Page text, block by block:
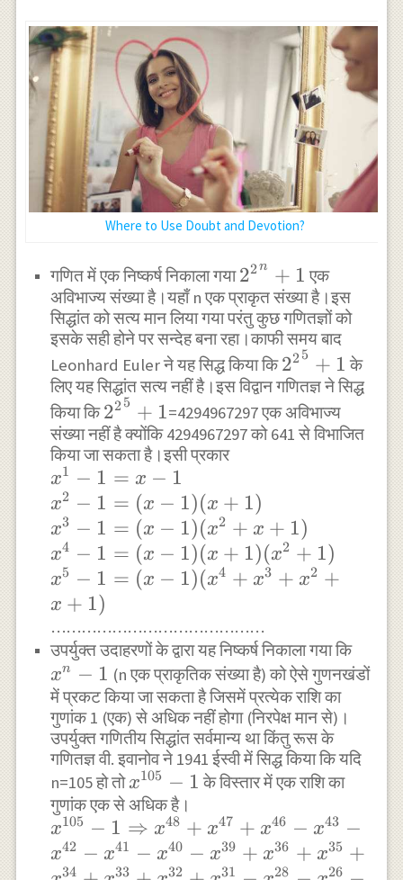
Where to Use Doubt and Devotion?
गणित में एक निष्कर्ष निकाला गया{2^{2}}^{n}+1
22n + 1 एक
अविभाज्य संख्या है।यहाँ n एक प्राकृत संख्या है।इस
सिद्धांत को सत्य मान लिया गया परंतु कुछ गणितज्ञों को
इसके सही होने पर सन्देह बना रहा।काफी समय बाद
Leonhard Euler ने यह सिद्ध किया कि225 + 1 के
लिए यह सिद्धांत सत्य नहीं है।इस विद्वान गणितज्ञ ने सिद्ध
किया कि{2^{2}}^{5}+1
225 + 1=4294967297 एक अविभाज्य
संख्या नहीं है क्योंकि 4294967297 को 641 से विभाजित
किया जा सकता है।इसी प्रकार
x^{1}-1=x-
1
x1 − 1 = x − 1
x^{2}-1=
(x-1)
(x+1)
x2 − 1 = (x − 1)(x + 1)
x^{3}-1=(x-
1)
(x^{2}+x+1)
x3 − 1 = (x − 1)(x2 + x + 1)
x^{4}-1=
(x-1)
(x+1)
(x^{2}+1)
x4 − 1 = (x − 1)(x + 1)(x2 + 1)
x^{5}-1=(x-1)
(x^{4}+x^{3}+x^{2}+x+1)
x5 − 1 = (x − 1)(x4 + x3 + x2 +
x + 1)
……………………………………
उपर्युक्त उदाहरणों के द्वारा यह निष्कर्ष निकाला गया कि
xn − 1 (n एक प्राकृतिक संख्या है) को ऐसे गुणनखंडों
में प्रकट किया जा सकता है जिसमें प्रत्येक राशि का
गुणांक 1 (एक) से अधिक नहीं होगा (निरपेक्ष मान से)।
उपर्युक्त गणितीय सिद्धांत सर्वमान्य था किंतु रूस के
गणितज्ञ वी. इवानोव ने 1941 ईस्वी में सिद्ध किया कि यदि
n=105 हो तोx^{105}-1
x105 − 1 के विस्तार में एक राशि का
गुणांक एक से अधिक है।
x^{105}-1\Rightarrow
x^{42}-x^{41}-x^{40}-
x105 − 1 ⇒ x48 + x47 + x46 − x43 −
x42 − x41 − x40 − x39 + x36 + x35 +
34 33 32 31 28 26